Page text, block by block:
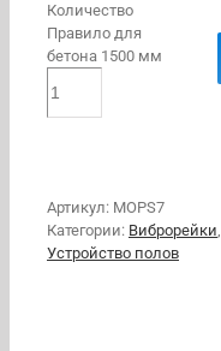
Количество
Правило для
бетона 1500 мм
Артикул: MOPS7
Категории: Виброрейки,
Устройство полов